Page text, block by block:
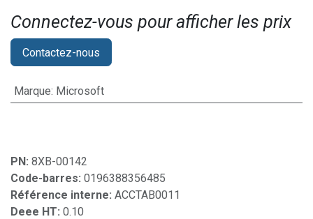
Connectez-vous pour afficher les prix​
Contactez-nous
Marque: Microsoft
PN: 8XB-00142
Code-barres: 0196388356485
Référence interne: ACCTAB0011
Deee HT: 0.10